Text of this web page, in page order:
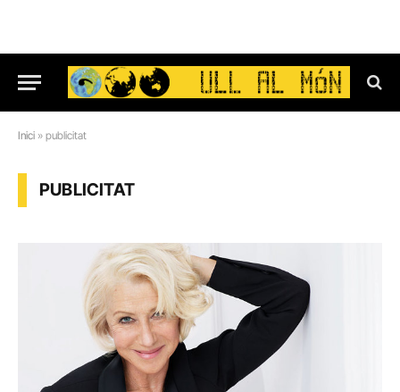
Inici » publicitat
PUBLICITAT